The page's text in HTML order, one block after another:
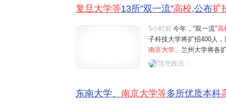
复旦大学等13所"双一流"高校,公布扩
5小时前 今年，"双一流"高
子科技大学将扩招400人
南京大学 、兰州大学将各
增量为180人；华南理工
南充政法
东南大学、 南京大学等多所优质本科